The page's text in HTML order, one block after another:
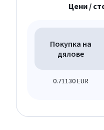
Цени /
Покупка на
дялове
0.71130 EUR